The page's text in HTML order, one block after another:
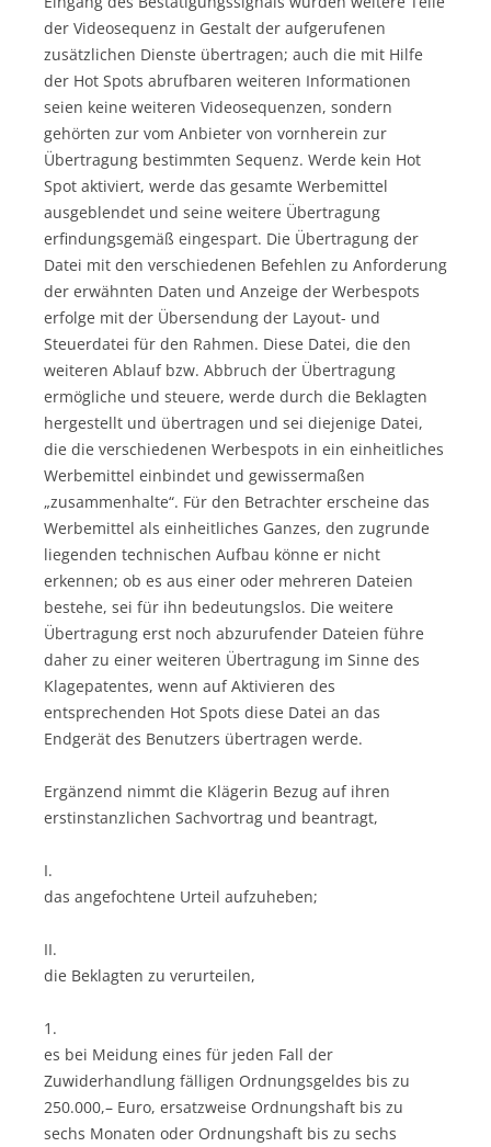
der Videosequenz in Gestalt der aufgerufenen
zusätzlichen Dienste übertragen; auch die mit Hilfe
der Hot Spots abrufbaren weiteren Informationen
seien keine weiteren Videosequenzen, sondern
gehörten zur vom Anbieter von vornherein zur
Übertragung bestimmten Sequenz. Werde kein Hot
Spot aktiviert, werde das gesamte Werbemittel
ausgeblendet und seine weitere Übertragung
erfindungsgemäß eingespart. Die Übertragung der
Datei mit den verschiedenen Befehlen zu Anforderung
der erwähnten Daten und Anzeige der Werbespots
erfolge mit der Übersendung der Layout- und
Steuerdatei für den Rahmen. Diese Datei, die den
weiteren Ablauf bzw. Abbruch der Übertragung
ermögliche und steuere, werde durch die Beklagten
hergestellt und übertragen und sei diejenige Datei,
die die verschiedenen Werbespots in ein einheitliches
Werbemittel einbindet und gewissermaßen
„zusammenhalte“. Für den Betrachter erscheine das
Werbemittel als einheitliches Ganzes, den zugrunde
liegenden technischen Aufbau könne er nicht
erkennen; ob es aus einer oder mehreren Dateien
bestehe, sei für ihn bedeutungslos. Die weitere
Übertragung erst noch abzurufender Dateien führe
daher zu einer weiteren Übertragung im Sinne des
Klagepatentes, wenn auf Aktivieren des
entsprechenden Hot Spots diese Datei an das
Endgerät des Benutzers übertragen werde.
Ergänzend nimmt die Klägerin Bezug auf ihren
erstinstanzlichen Sachvortrag und beantragt,
I.
das angefochtene Urteil aufzuheben;
II.
die Beklagten zu verurteilen,
1.
es bei Meidung eines für jeden Fall der
Zuwiderhandlung fälligen Ordnungsgeldes bis zu
250.000,– Euro, ersatzweise Ordnungshaft bis zu
sechs Monaten oder Ordnungshaft bis zu sechs